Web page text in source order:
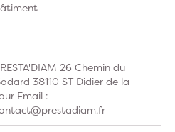
26 Chemin du
38110 ST Didier de la
Email :